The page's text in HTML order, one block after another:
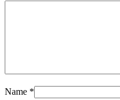
Name *